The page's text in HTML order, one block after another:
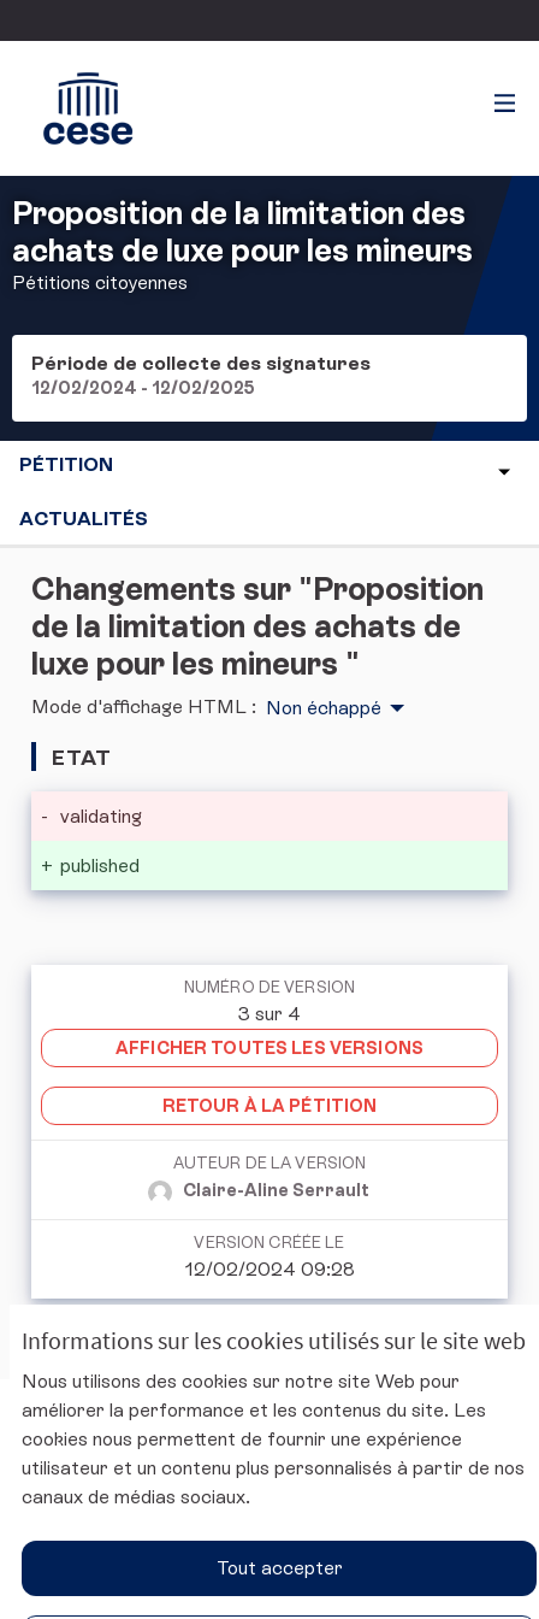
Informations sur les cookies utilisés sur le site web
Nous utilisons des cookies sur notre site Web pour
améliorer la performance et les contenus du site. Les
cookies nous permettent de fournir une expérience
utilisateur et un contenu plus personnalisés à partir de nos
canaux de médias sociaux.
Tout accepter
Proposition de la limitation des
achats de luxe pour les mineurs
Pétitions citoyennes
Période de collecte des signatures
12/02/2024 - 12/02/2025
PÉTITION
ACTUALITÉS
Changements sur "Proposition
de la limitation des achats de
luxe pour les mineurs "
Mode d'affichage HTML : Non échappé
ETAT
- validating
+ published
NUMÉRO DE VERSION
3 sur 4
AFFICHER TOUTES LES VERSIONS
RETOUR À LA PÉTITION
AUTEUR DE LA VERSION
Claire-Aline Serrault
VERSION CRÉÉE LE
12/02/2024 09:28
Charte d'utilisation de la plateforme
Mentions légales
Conditions générales d'utilisation
Paramètres des cookies